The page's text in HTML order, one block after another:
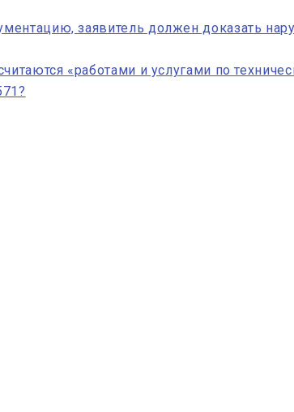
заявитель должен доказать
«работами и услугами по